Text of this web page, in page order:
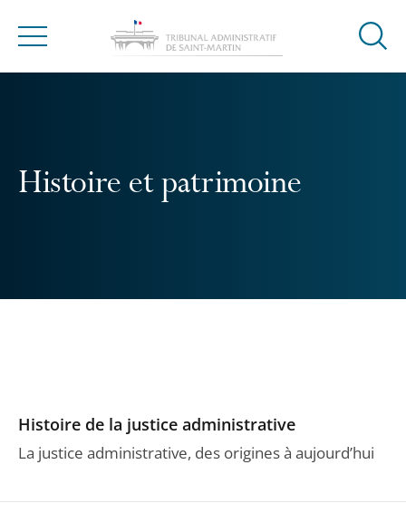
Menu
Ouvrir
Histoire et patrimoine
Histoire de la justice administrative
La justice administrative, des origines à aujourd’hui